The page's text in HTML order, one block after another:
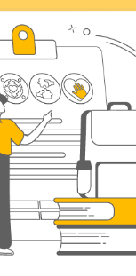
в кабінеті у
на столи.
в кабінет з
або
роз’єми, дроти і
комп’ютери і
чужі файли.
і запускати
в